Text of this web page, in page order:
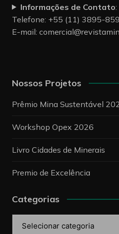
Informações de Contato:
Telefone: +55 (11) 3895-
E-mail:
Nossos Projetos
Prêmio Mina Sustentável
Workshop Opex 2026
Livro Cidades de Minerais
Premio de Excelência
Categorias